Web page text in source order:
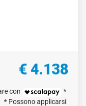
€ 4.138
con
*
* Possono applicarsi